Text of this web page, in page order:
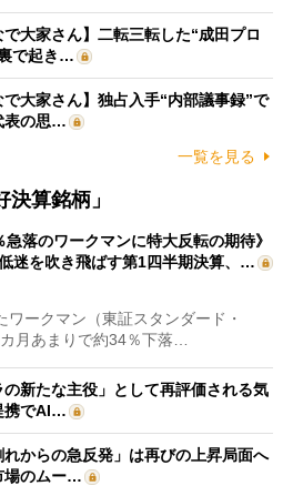
で大家さん】二転三転した“成田プロ
で起き…
で大家さん】独占入手“内部議事録”で
表の思…
一覧を見る
算銘柄」
急落のワークマンに特大反転の期待》
迷を吹き飛ばす第1四半期決算、…
ークマン（東証スタンダード・
月あまりで約34％下落…
新たな主役」として再評価される気
携でAI…
からの急反発」は再びの上昇局面へ
場のムー…